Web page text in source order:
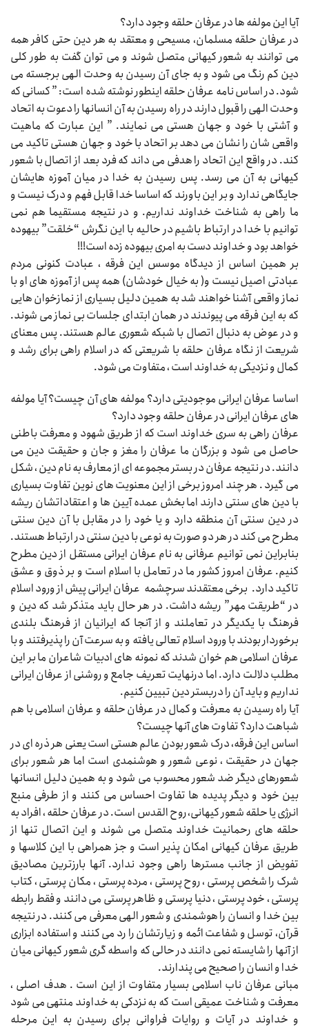
آیا این مولفه ها در عرفان حلقه وجود دارد؟
در عرفان حلقه مسلمان، مسیحی و معتقد به هر دین حتی کافر همه
می توانند به شعور کیهانی متصل شوند و می توان گفت به طور کلی
دین کم رنگ می شود و به جای آن رسیدن به وحدت الهی برجسته می
شود. در اساس نامه عرفان حلقه اینطور نوشته شده است: ” کسانی که
وحدت الهی را قبول دارند در راه رسیدن به آن انسانها را دعوت به اتحاد
و آشتی با خود و جهان هستی می نمایند. ” این عبارت که ماهیت
واقعی شان را نشان می دهد بر اتحاد با خود و جهان هستی تاکید می
کند. در واقع این اتحاد را هدفی می داند که فرد بعد از اتصال با شعور
کیهانی به آن می رسد. پس رسیدن به خدا در میان آموزه هایشان
جایگاهی ندارد و بر این باورند که اساسا خدا قابل فهم و درک نیست و
ما راهی به شناخت خداوند نداریم. و در نتیجه مستقیما هم نمی
توانیم با خدا در ارتباط باشیم در حالیه با این نگرش “خلقت” بیهوده
خواهد بود و خداوند دست به امری بیهوده زده است!!!
بر همین اساس از دیدگاه موسس این فرقه ، عبادت کنونی مردم
عبادتی اصیل نیست و( به خیال خودشان) همه پس از آموزه های او با
نماز واقعی آشنا خواهند شد به همین دلیل بسیاری از نمازخوان هایی
که به این فرقه می پیوندند در همان ابتدای جلسات بی نماز می شوند.
و در عوض به دنبال اتصال با شبکه شعوری عالم هستند. پس معنای
شریعت از نگاه عرفان حلقه با شریعتی که در اسلام راهی برای رشد و
کمال و نزدیکی به خداوند است ، متفاوت می شود.
اساسا عرفان ایرانی موجودیتی دارد؟ مولفه های آن چیست؟ آیا مولفه
های عرفان ایرانی در عرفان حلقه وجود دارد؟
عرفان راهی به سری خداوند است که از طریق شهود و معرفت باطنی
حاصل می شود و بزرگان ما عرفان را مغز و جان و حقیقت دین می
دانند. در نتیجه عرفان در بستر مجموعه ای از معارف به نام دین ، شکل
می گیرد . هر چند امروز برخی از این معنویت های نوین تفاوت بسیاری
با دین های سنتی دارند اما بخش عمده آیین ها و اعتقاداتشان ریشه
در دین سنتی آن منطقه دارد و یا خود را در مقابل با آن دین سنتی
مطرح می کند در هر دو صورت به نوعی با دین سنتی در ارتباط هستند.
بنابراین نمی توانیم عرفانی به نام عرفان ایرانی مستقل از دین مطرح
کنیم. عرفان امروز کشور ما در تعامل با اسلام است و بر ذوق و عشق
تاکید دارد. برخی معتقدند سرچشمه عرفان ایرانی پیش از ورود اسلام
در “طریقت مهر” ریشه داشت. در هر حال باید متذکر شد که دین و
فرهنگ با یکدیگر در تعاملند و از آنجا که ایرانیان از فرهنگ بلندی
برخوردار بودند با ورود اسلام تعالی یافته و به سرعت آن را پذیرفتند و با
عرفان اسلامی هم خوان شدند که نمونه های ادبیات شاعران ما بر این
مطلب دلالت دارد. اما درنهایت تعریف جامع و روشنی از عرفان ایرانی
نداریم و باید آن را دربستر دین تبیین کنیم.
آیا راه رسیدن به معرفت و کمال در عرفان حلقه و عرفان اسلامی با هم
شباهت دارد؟ تفاوت های آنها چیست؟
اساس این فرقه، درک شعور بودن عالم هستی است یعنی هر ذره ای در
جهان در حقیقت ، نوعی شعور و هوشنمدی است اما هر شعور برای
شعورهای دیگر ضد شعور محسوب می شود و به همین دلیل انسانها
بین خود و دیگر پدیده ها تفاوت احساس می کنند و از طرفی منبع
انرژی یا حلقه شعور کیهانی، روح القدس است. در عرفان حلقه ، افراد به
حلقه های رحمانیت خداوند متصل می شوند و این اتصال تنها از
طریق عرفان کیهانی امکان پذیر است و جز همراهی با این کلاسها و
تفویض از جانب مسترها راهی وجود ندارد. آنها بارزترین مصادیق
شرک را شخص پرستی ، روح پرستی ، مرده پرستی ، مکان پرستی ، کتاب
پرستی ، خود پرستی ، دنیا پرستی و ظاهر پرستی می دانند و فقط رابطه
بین خدا و انسان را هوشمندی و شعور الهی معرفی می کنند. در نتیجه
قرآن، توسل و شفاعت ائمه و زیارتشان را رد می کنند و استفاده ابزاری
از آنها را شایسته نمی دانند در حالی که واسطه گری شعور کیهانی میان
خدا و انسان را صحیح می پندارند.
مبانی عرفان ناب اسلامی بسیار متفاوت از این است . هدف اصلی ،
معرفت و شناخت عمیقی است که به نزدکی به خداوند منتهی می شود
و خداوند در آیات و روایات فراوانی برای رسیدن به این مرحله